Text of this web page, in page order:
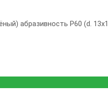
абразивность Р60 (d.